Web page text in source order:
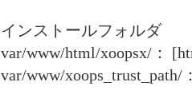
インストールフォルダ
var/www/html/xoopsx/：
var/www/